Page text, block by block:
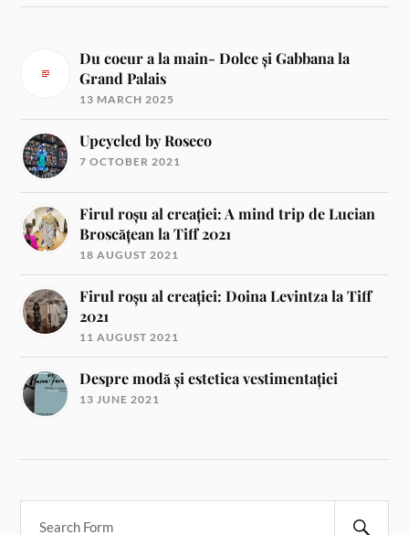
Du coeur a la main- Dolce și Gabbana la
Grand Palais
13 MARCH 2025
Upcycled by Roseco
7 OCTOBER 2021
Firul roșu al creației: A mind trip de Lucian
Broscățean la Tiff 2021
18 AUGUST 2021
Firul roșu al creației: Doina Levintza la Tiff
2021
11 AUGUST 2021
Despre modă și estetica vestimentației
13 JUNE 2021